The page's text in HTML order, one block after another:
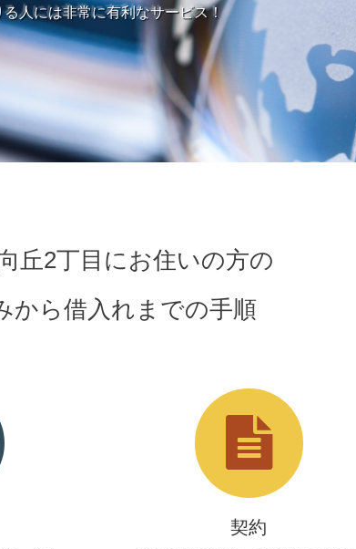
る人には非常に有利なサービス！
丘2丁目にお住いの方の
から借入れまでの手順
契約